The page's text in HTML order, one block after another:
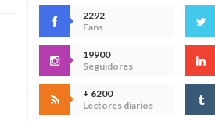
2292
Fans
19900
Seguidores
+ 6200
Lectores diarios